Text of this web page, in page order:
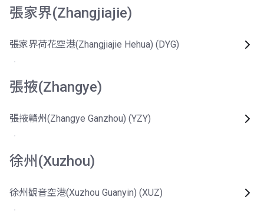
張家界(Zhangjiajie)
張家界荷花空港(Zhangjiajie Hehua) (DYG)
張掖(Zhangye)
張掖贛州(Zhangye Ganzhou) (YZY)
徐州(Xuzhou)
徐州観音空港(Xuzhou Guanyin) (XUZ)